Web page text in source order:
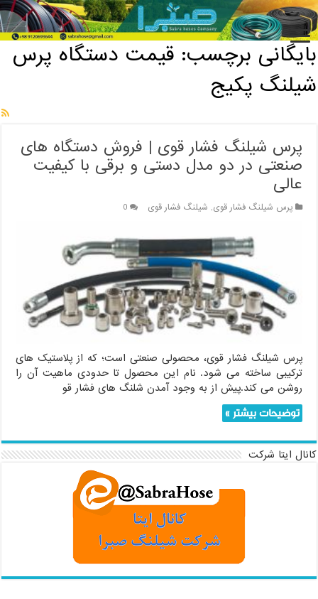
خانه / بایگانی برچسب: قیمت دستگاه پرس شیلنگ پکیج
بایگانی برچسب:قیمت دستگاه پرس
شیلنگ پکیج
پرس شیلنگ فشار قوی | فروش دستگاه های
صنعتی در دو مدل دستی و برقی با کیفیت
عالی
پرس شیلنگ فشار قوی, شیلنگ فشار قوی 0
پرس شیلنگ فشار قوی، محصولی صنعتی است؛ که از پلاستیک های
ترکیبی ساخته می شود. نام این محصول تا حدودی ماهیت آن را
روشن می کند.پیش از به وجود آمدن شلنگ های فشار قو
توضیحات بیشتر »
کانال ایتا شرکت